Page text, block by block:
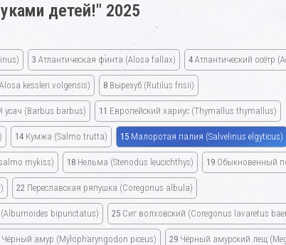
детей!" 2025
3 Атлантическая финта (Alosa fallax) 4 Атлантический осётр
kessleri volgensis) 8 Вырезуб (Rutilus frisii)
усач (Barbus barbus) 11 Европейский хариус (Thymallus thymallus)
14 Кумжа (Salmo trutta) 15 Малоротая палия (Salvelinus elgyticus)
mykiss) 18 Нельма (Stenodus leucichthys) 19 Обыкновенный
22 Переславская ряпушка (Coregonus albula)
(Alburnoides bipunctatus) 25 Сиг волховский (Coregonus lavaretus
Чёрный амур (Mylopharyngodon piceus) 29 Чёрный амурский лещ